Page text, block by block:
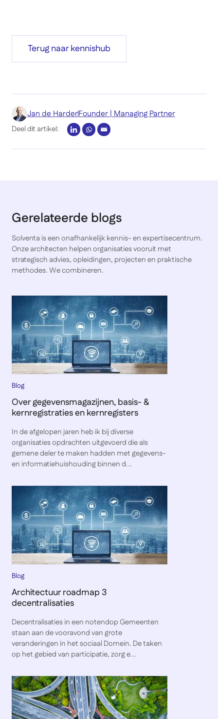
Terug naar kennishub
Jan de HarderFounder | Managing Partner
Deel dit artikel:
Gerelateerde blogs
Solventa is een onafhankelijk kennis- en expertisecentrum.
Onze architecten helpen organisaties vooruit met
strategisch advies, opleidingen, projecten en praktische
methodes. We combineren.
Blog
Over gegevensmagazijnen, basis- &
kernregistraties en kernregisters
In de afgelopen jaren heb ik bij diverse
organisaties opdrachten uitgevoerd die als
gemene deler te maken hadden met gegevens-
en informatiehuishouding binnen d...
Blog
Architectuur roadmap 3
decentralisaties
Decentralisaties in een notendop Gemeenten
staan aan de vooravond van grote
veranderingen in het sociaal Domein. De taken
op het gebied van participatie, zorg e...